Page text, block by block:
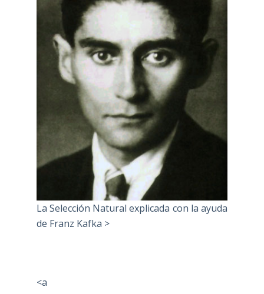
La Selección Natural explicada con la ayuda
de Franz Kafka >
<a